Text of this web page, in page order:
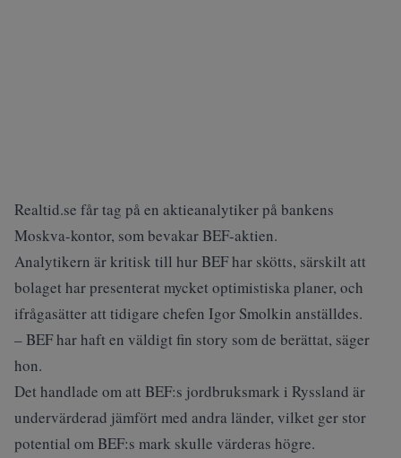
Realtid.se får tag på en aktieanalytiker på bankens
Moskva-kontor, som bevakar BEF-aktien.
Analytikern är kritisk till hur BEF har skötts, särskilt att
bolaget har presenterat mycket optimistiska planer, och
ifrågasätter att tidigare chefen Igor Smolkin anställdes.
– BEF har haft en väldigt fin story som de berättat, säger
hon.
Det handlade om att BEF:s jordbruksmark i Ryssland är
undervärderad jämfört med andra länder, vilket ger stor
potential om BEF:s mark skulle värderas högre.